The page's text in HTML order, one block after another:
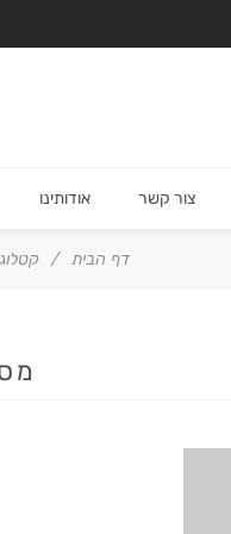
צור קשר אודותינו
דף הבית /